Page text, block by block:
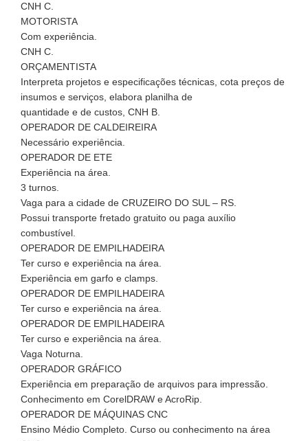
CNH C.
MOTORISTA
Com experiência.
CNH C.
ORÇAMENTISTA
Interpreta projetos e especificações técnicas, cota preços de
insumos e serviços, elabora planilha de
quantidade e de custos, CNH B.
OPERADOR DE CALDEIREIRA
Necessário experiência.
OPERADOR DE ETE
Experiência na área.
3 turnos.
Vaga para a cidade de CRUZEIRO DO SUL – RS.
Possui transporte fretado gratuito ou paga auxílio
combustível.
OPERADOR DE EMPILHADEIRA
Ter curso e experiência na área.
Experiência em garfo e clamps.
OPERADOR DE EMPILHADEIRA
Ter curso e experiência na área.
OPERADOR DE EMPILHADEIRA
Ter curso e experiência na área.
Vaga Noturna.
OPERADOR GRÁFICO
Experiência em preparação de arquivos para impressão.
Conhecimento em CorelDRAW e AcroRip.
OPERADOR DE MÁQUINAS CNC
Ensino Médio Completo. Curso ou conhecimento na área